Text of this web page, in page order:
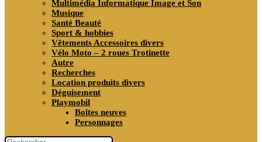
Multimédia Informatique Image et Son
Musique
Santé Beauté
Sport & hobbies
Vêtements Accessoires divers
Vélo Moto – 2 roues Trotinette
Autre
Recherches
Location produits divers
Déguisement
Playmobil
Boîtes neuves
Personnages